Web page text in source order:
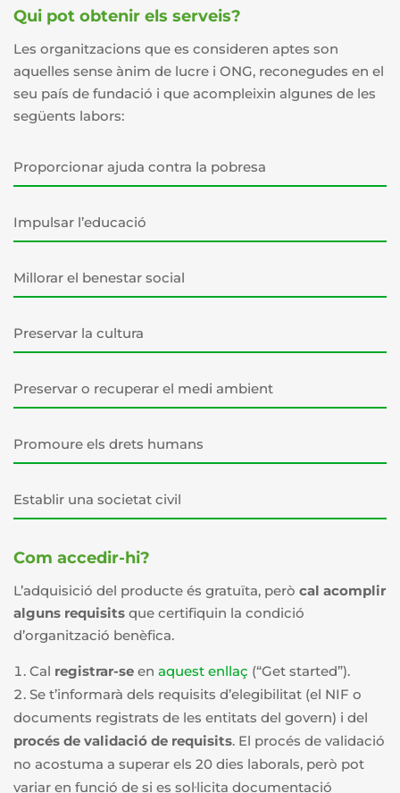
Qui pot obtenir els serveis?
Les organitzacions que es consideren aptes son
aquelles sense ànim de lucre i ONG, reconegudes en el
seu país de fundació i que acompleixin algunes de les
següents labors:
Proporcionar ajuda contra la pobresa
Impulsar l’educació
Millorar el benestar social
Preservar la cultura
Preservar o recuperar el medi ambient
Promoure els drets humans
Establir una societat civil
Com accedir-hi?
L’adquisició del producte és gratuïta, però cal acomplir
alguns requisits que certifiquin la condició
d’organització benèfica.
Cal registrar-se en aquest enllaç (“Get started”).
Se t’informarà dels requisits d’elegibilitat (el NIF o
documents registrats de les entitats del govern) i del
procés de validació de requisits. El procés de validació
no acostuma a superar els 20 dies laborals, però pot
variar en funció de si es sol·licita documentació